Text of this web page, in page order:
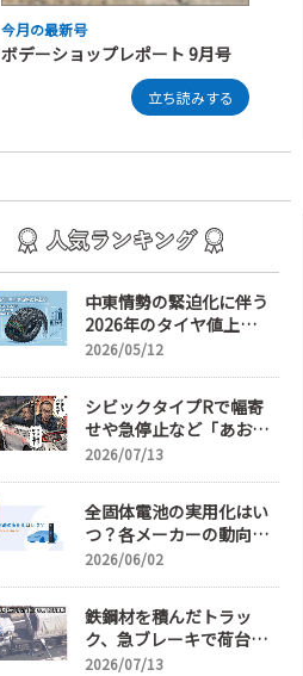
今月の最新号
ボデーショップレポート 9月号
立ち読みする
中東情勢の緊迫化に伴う
2026年のタイヤ値上
げ！ 値上げ実施1ヶ月前
売において極めて重要な
訳
2026/05/12
シビックタイプRで幅寄
せや急停止など「あおり
運転」の疑い
2026/07/13
全固体電池の実用化はい
つ？各メーカーの動向と
EVの買い時を解説
2026/06/02
鉄鋼材を積んだトラッ
ク、急ブレーキで荷台が
崩れ、運転手が鉄鋼材に
2026/07/13